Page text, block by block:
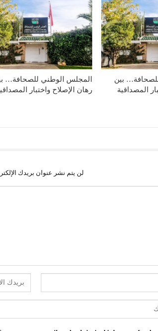
بين
المصداقية
المجلس الوطني للصحافة…
رهان الإصلاح واختبار
لن يتم نشر عنوان بريدك